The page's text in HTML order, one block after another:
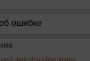
ошибке
«Максимилианс»